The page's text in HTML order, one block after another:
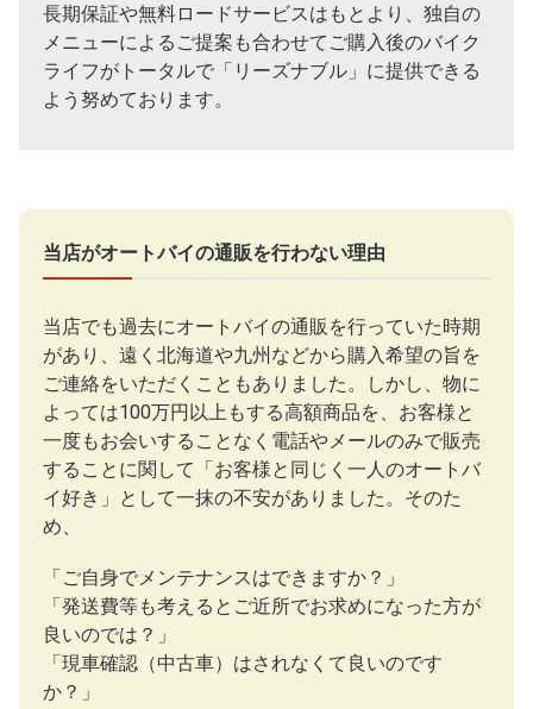
長期保証や無料ロードサービスはもとより、独自の
メニューによるご提案も合わせてご購入後のバイク
ライフがトータルで「リーズナブル」に提供できる
よう努めております。
当店がオートバイの通販を行わない理由
当店でも過去にオートバイの通販を行っていた時期
があり、遠く北海道や九州などから購入希望の旨を
ご連絡をいただくこともありました。しかし、物に
よっては100万円以上もする高額商品を、お客様と
一度もお会いすることなく電話やメールのみで販売
することに関して「お客様と同じく一人のオートバ
イ好き」として一抹の不安がありました。そのた
め、
「ご自身でメンテナンスはできますか？」
「発送費等も考えるとご近所でお求めになった方が
良いのでは？」
「現車確認（中古車）はされなくて良いのです
か？」